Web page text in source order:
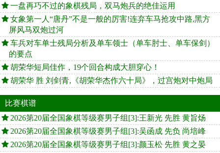
一盘再巧不过的象棋残局，双马炮兵的绝佳运用
女象第一人“唐丹”不是一般的厉害!连弃车马抢攻中路,黑方
屏风马双炮过河
车兵对车单士残局分析及单车领士（单车肘士、单车保剑）
的要点
胡荣华短局佳作，19个回合构成大胆穿心！
胡荣华 胜 刘剑青,《胡荣华杰作六十局》，过宫炮对中炮局
比赛棋谱
2026第20届全国象棋等级赛男子组[3]:王新光 先胜 黄旨炀
2026第20届全国象棋等级赛男子组[3]:吴函成 先负 尚培峰
2026第20届全国象棋等级赛男子组[3]:颜玉松 先胜 黄之晏